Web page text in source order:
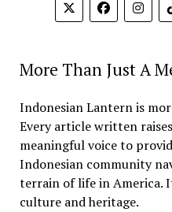
More Than Just A
Indonesian Lantern is
Every article written
meaningful voice to
Indonesian community
terrain of life in America.
culture and heritage.